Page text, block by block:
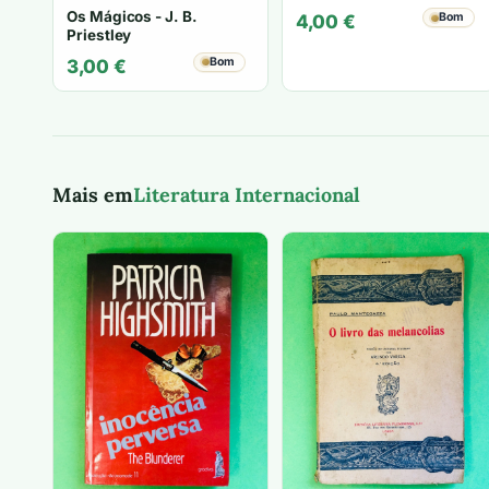
Os Mágicos - J. B.
Priestley
3,00 € Bom
4,00 € Bom
Mais emLiteratura Internacional